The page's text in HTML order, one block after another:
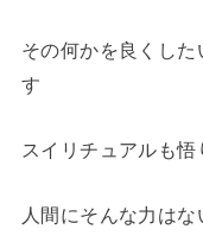
その何かを良くし
す
スイリチュアルも
人間にそんな力は